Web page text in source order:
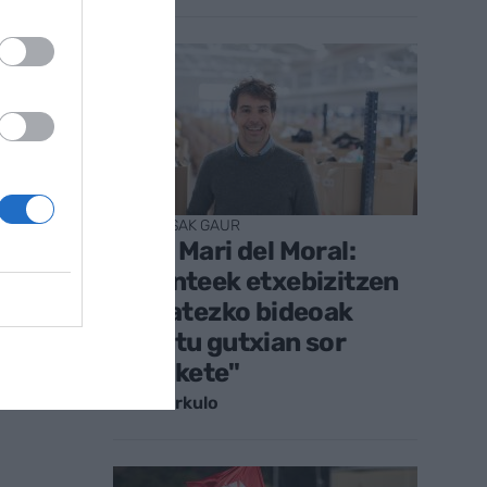
ENPRESAK GAUR
Jose Mari del Moral:
"Agenteek etxebizitzen
kalitatezko bideoak
minutu gutxian sor
ditzakete"
Iraitz Urkulo